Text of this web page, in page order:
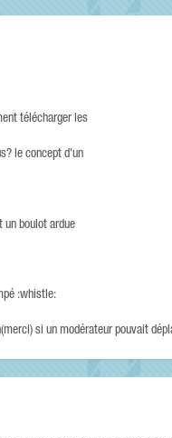
télécharger les
le concept d'un
boulot ardue
:whistle:
si un modérateur pouvait